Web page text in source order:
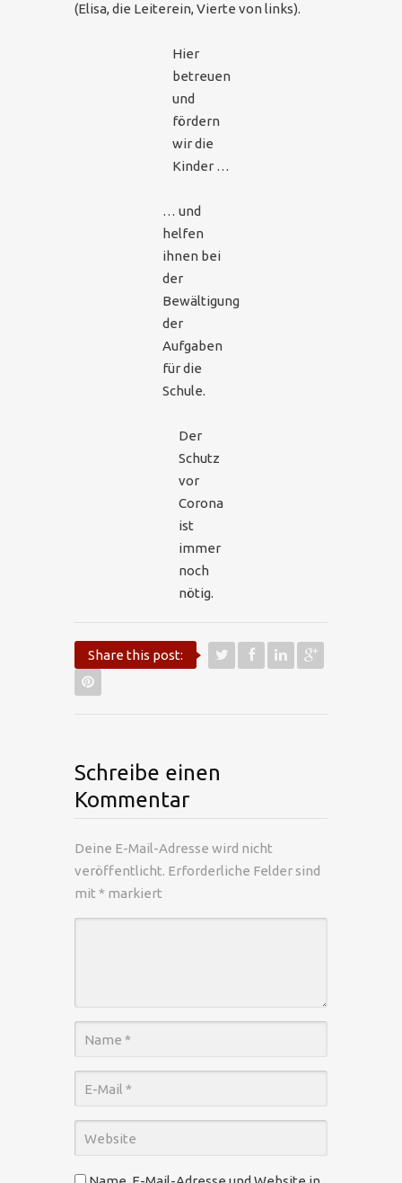
(Elisa, die Leiterein, Vierte von links).
Hier
betreuen
und
fördern
wir die
Kinder …
… und
helfen
ihnen bei
der
Bewältigung
der
Aufgaben
für die
Schule.
Der
Schutz
vor
Corona
ist
immer
noch
nötig.
Share this post:
Schreibe einen
Kommentar
Deine E-Mail-Adresse wird nicht
veröffentlicht. Erforderliche Felder sind
mit * markiert